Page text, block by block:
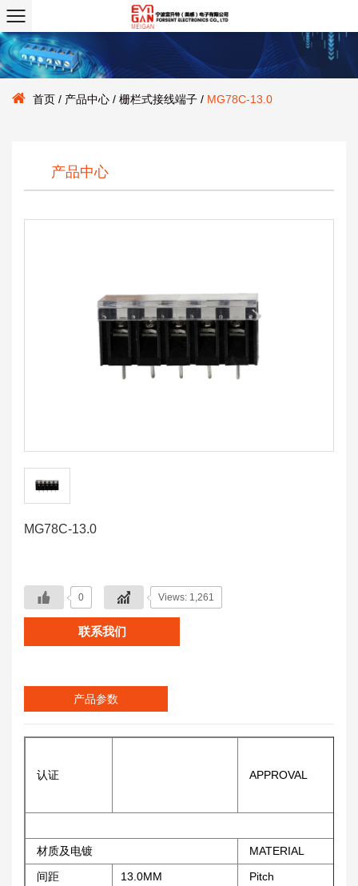
首页 / 产品中心 / 栅栏式接线端子 / MG78C-13.0
产品中心
MG78C-13.0
0 Views: 1,261
联系我们
产品参数
认证 APPROVAL
材质及电镀
MATERIAL
间距
13.0MM
Pitch